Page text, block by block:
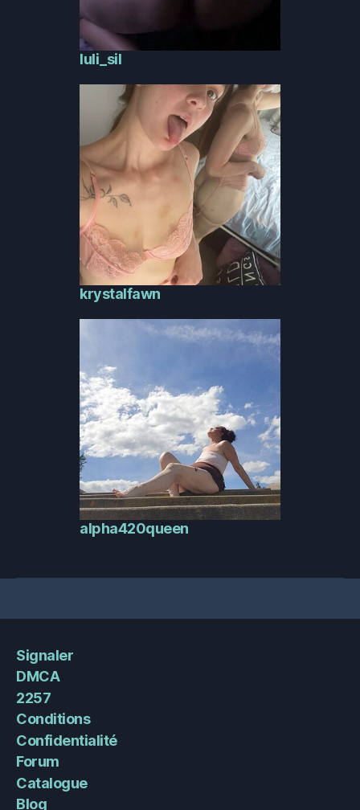
luli_sil
krystalfawn
alpha420queen
Signaler
DMCA
2257
Conditions
Confidentialité
Forum
Catalogue
Blog